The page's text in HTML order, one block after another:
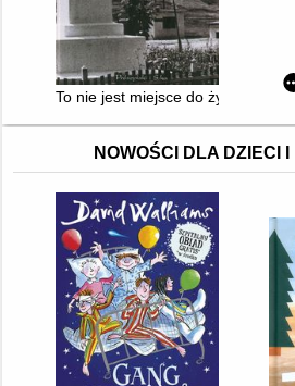
To nie jest miejsce do życia :
NOWOŚCI DLA DZIECI